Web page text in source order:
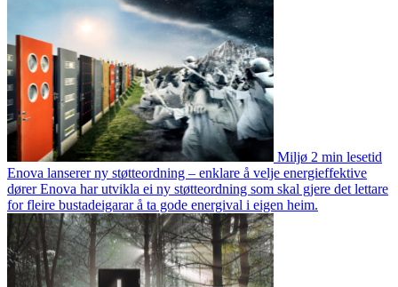
Miljø 2 min lesetid
Enova lanserer ny støtteordning – enklare å velje energieffektive
dørerEnova har utvikla ei ny støtteordning som skal gjere det lettare
for fleire bustadeigarar å ta gode energival i eigen heim.